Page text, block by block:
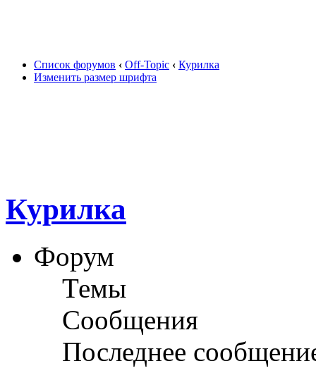
Список форумов ‹ Off-Topic ‹ Курилка
Изменить размер шрифта
Курилка
Форум
Темы
Сообщения
Последнее